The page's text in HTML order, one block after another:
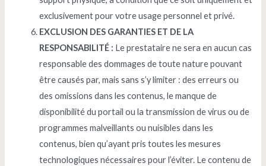
exclusivement pour votre usage personnel et privé.
EXCLUSION DES GARANTIES ET DE LA
RESPONSABILITÉ : Le prestataire ne sera en aucun cas
responsable des dommages de toute nature pouvant
être causés par, mais sans s’y limiter : des erreurs ou
des omissions dans les contenus, le manque de
disponibilité du portail ou la transmission de virus ou de
programmes malveillants ou nuisibles dans les
contenus, bien qu’ayant pris toutes les mesures
technologiques nécessaires pour l’éviter. Le contenu de